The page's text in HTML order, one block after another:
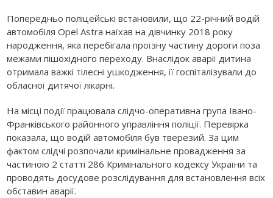
Попередньо поліцейські встановили, що 22-річний водій
автомобіля Opel Astra наїхав на дівчинку 2018 року
народження, яка перебігала проїзну частину дороги поза
межами пішохідного переходу. Внаслідок аварії дитина
отримала важкі тілесні ушкодження, її госпіталізували до
обласної дитячої лікарні.
На місці події працювала слідчо-оперативна група Івано-
Франківського районного управління поліції. Перевірка
показала, що водій автомобіля був тверезий. За цим
фактом слідчі розпочали кримінальне провадження за
частиною 2 статті 286 Кримінального кодексу України та
проводять досудове розслідування для встановлення всіх
обставин аварії.